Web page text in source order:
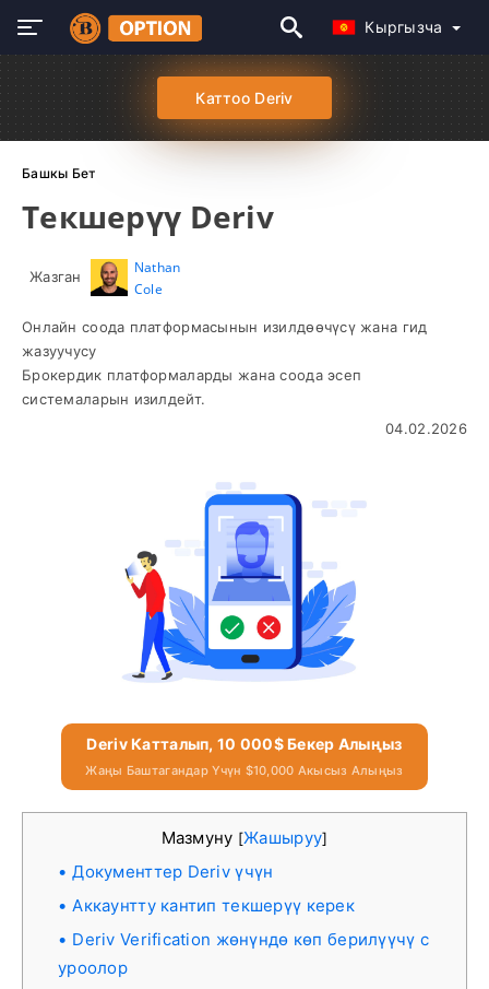
Кыргызча
Каттоо Deriv
Башкы Бет
Текшерүү Deriv
Жазган
Nathan
Cole
Онлайн соода платформасынын изилдөөчүсү жана гид
жазуучусу
Брокердик платформаларды жана соода эсеп
системаларын изилдейт.
04.02.2026
Deriv Катталып, 10 000$ Бекер Алыңыз
Жаңы Баштагандар Үчүн $10,000 Акысыз Алыңыз
Мазмуну [Жашыруу]
Документтер Deriv үчүн
Аккаунтту кантип текшерүү керек
Deriv Verification жөнүндө көп берилүүчү с
уроолор